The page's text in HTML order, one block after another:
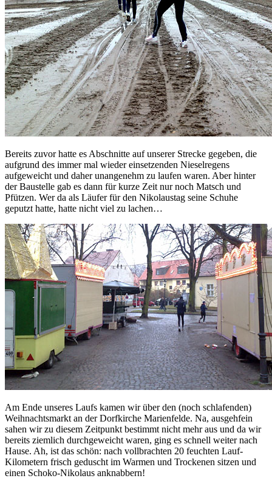
Bereits zuvor hatte es Abschnitte auf unserer Strecke gegeben, die
aufgrund des immer mal wieder einsetzenden Nieselregens
aufgeweicht und daher unangenehm zu laufen waren. Aber hinter
der Baustelle gab es dann für kurze Zeit nur noch Matsch und
Pfützen. Wer da als Läufer für den Nikolaustag seine Schuhe
geputzt hatte, hatte nicht viel zu lachen…
Am Ende unseres Laufs kamen wir über den (noch schlafenden)
Weihnachtsmarkt an der Dorfkirche Marienfelde. Na, ausgehfein
sahen wir zu diesem Zeitpunkt bestimmt nicht mehr aus und da wir
bereits ziemlich durchgeweicht waren, ging es schnell weiter nach
Hause. Ah, ist das schön: nach vollbrachten 20 feuchten Lauf-
Kilometern frisch geduscht im Warmen und Trockenen sitzen und
einen Schoko-Nikolaus anknabbern!